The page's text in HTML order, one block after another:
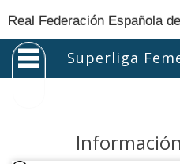
Real Federación Española
Superliga